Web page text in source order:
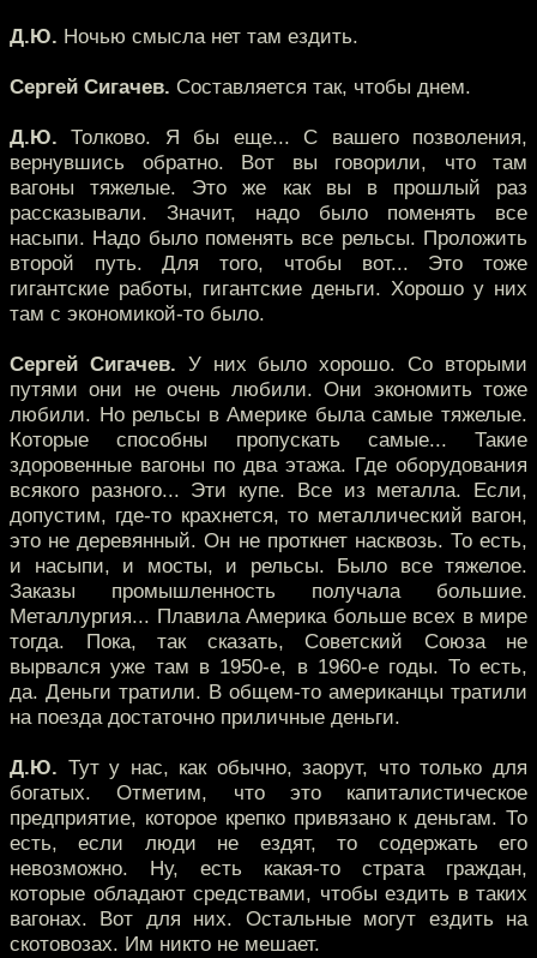
Д.Ю. Ночью смысла нет там ездить.
Сергей Сигачев. Составляется так, чтобы днем.
Д.Ю. Толково. Я бы еще... С вашего позволения,
вернувшись обратно. Вот вы говорили, что там
вагоны тяжелые. Это же как вы в прошлый раз
рассказывали. Значит, надо было поменять все
насыпи. Надо было поменять все рельсы. Проложить
второй путь. Для того, чтобы вот... Это тоже
гигантские работы, гигантские деньги. Хорошо у них
там с экономикой-то было.
Сергей Сигачев. У них было хорошо. Со вторыми
путями они не очень любили. Они экономить тоже
любили. Но рельсы в Америке была самые тяжелые.
Которые способны пропускать самые... Такие
здоровенные вагоны по два этажа. Где оборудования
всякого разного... Эти купе. Все из металла. Если,
допустим, где-то крахнется, то металлический вагон,
это не деревянный. Он не проткнет насквозь. То есть,
и насыпи, и мосты, и рельсы. Было все тяжелое.
Заказы промышленность получала большие.
Металлургия... Плавила Америка больше всех в мире
тогда. Пока, так сказать, Советский Союза не
вырвался уже там в 1950-е, в 1960-е годы. То есть,
да. Деньги тратили. В общем-то американцы тратили
на поезда достаточно приличные деньги.
Д.Ю. Тут у нас, как обычно, заорут, что только для
богатых. Отметим, что это капиталистическое
предприятие, которое крепко привязано к деньгам. То
есть, если люди не ездят, то содержать его
невозможно. Ну, есть какая-то страта граждан,
которые обладают средствами, чтобы ездить в таких
вагонах. Вот для них. Остальные могут ездить на
скотовозах. Им никто не мешает.